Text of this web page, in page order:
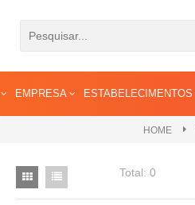
EMPRESA ESTABELECIMENTOS
HOME
Total: 0